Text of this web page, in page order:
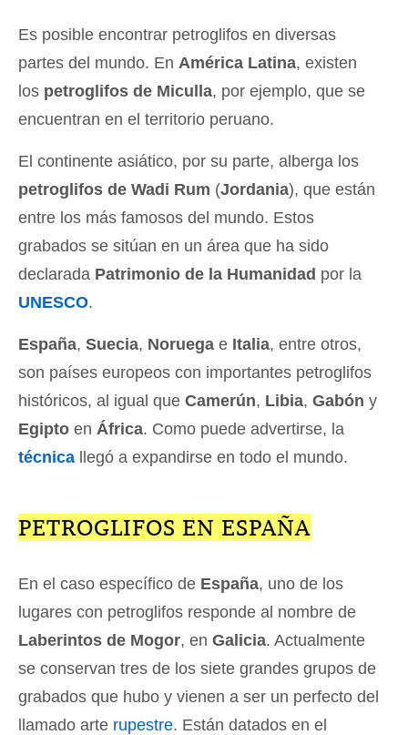
Es posible encontrar petroglifos en diversas
partes del mundo. En América Latina, existen
los petroglifos de Miculla, por ejemplo, que se
encuentran en el territorio peruano.
El continente asiático, por su parte, alberga los
petroglifos de Wadi Rum (Jordania), que están
entre los más famosos del mundo. Estos
grabados se sitúan en un área que ha sido
declarada Patrimonio de la Humanidad por la
UNESCO.
España, Suecia, Noruega e Italia, entre otros,
son países europeos con importantes petroglifos
históricos, al igual que Camerún, Libia, Gabón y
Egipto en África. Como puede advertirse, la
técnica llegó a expandirse en todo el mundo.
PETROGLIFOS EN ESPAÑA
En el caso específico de España, uno de los
lugares con petroglifos responde al nombre de
Laberintos de Mogor, en Galicia. Actualmente
se conservan tres de los siete grandes grupos de
grabados que hubo y vienen a ser un perfecto del
llamado arte rupestre. Están datados en el